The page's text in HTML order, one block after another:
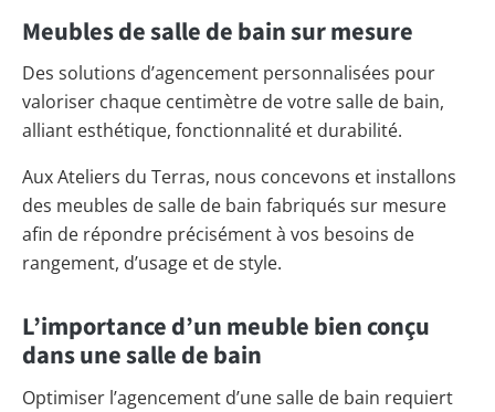
Meubles de salle de bain sur mesure
Des solutions d’agencement personnalisées pour
valoriser chaque centimètre de votre salle de bain,
alliant esthétique, fonctionnalité et durabilité.
Aux Ateliers du Terras, nous concevons et installons
des meubles de salle de bain fabriqués sur mesure
afin de répondre précisément à vos besoins de
rangement, d’usage et de style.
L’importance d’un meuble bien conçu
dans une salle de bain
Optimiser l’agencement d’une salle de bain requiert